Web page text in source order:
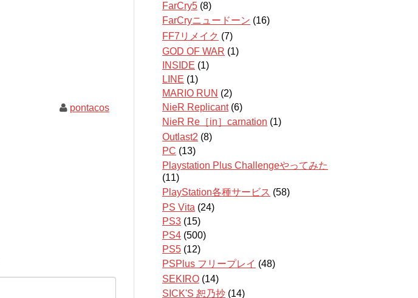
pontacos
FarCry5 (8)
FarCryニュードーン (16)
FF7リメイク (7)
GOD OF WAR (1)
INSIDE (1)
LINE (1)
MARIO RUN (2)
NieR Replicant(6)
NieR Re［in］carnation (1)
Outlast2 (8)
PC (13)
Playstation Plus Challengeやってみた
(11)
PlayStation各種サービス (58)
PS Vita (24)
PS3 (15)
PS4 (500)
PS5 (12)
PSPlus フリープレイ (48)
SEKIRO (14)
SICK'S 恕乃抄 (14)